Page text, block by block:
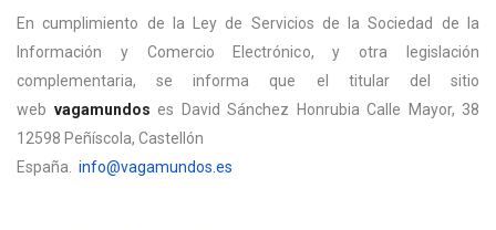
En cumplimiento de la Ley de Servicios de la Sociedad de la
Información y Comercio Electrónico, y otra legislación
complementaria, se informa que el titular del sitio
web vagamundos es David Sánchez Honrubia Calle Mayor, 38
12598 Peñíscola, Castellón
España. info@vagamundos.es